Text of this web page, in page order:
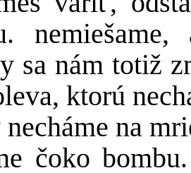
sa nám totiž
ktorú
na
čoko